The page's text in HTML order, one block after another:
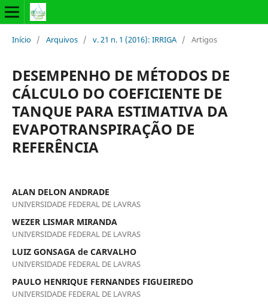
Início / Arquivos / v. 21 n. 1 (2016): IRRIGA / Artigos
DESEMPENHO DE MÉTODOS DE
CÁLCULO DO COEFICIENTE DE
TANQUE PARA ESTIMATIVA DA
EVAPOTRANSPIRAÇÃO DE
REFERÊNCIA
ALAN DELON ANDRADE
UNIVERSIDADE FEDERAL DE LAVRAS
WEZER LISMAR MIRANDA
UNIVERSIDADE FEDERAL DE LAVRAS
LUIZ GONSAGA de CARVALHO
UNIVERSIDADE FEDERAL DE LAVRAS
PAULO HENRIQUE FERNANDES FIGUEIREDO
UNIVERSIDADE FEDERAL DE LAVRAS